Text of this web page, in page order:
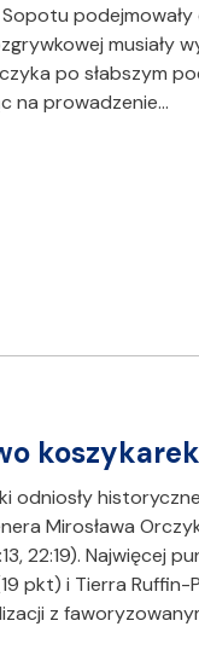
podejmowały
musiały
po słabszym
na prowadzenie…
odniosły
Mirosława
22:19).
pkt) i Tierra
z